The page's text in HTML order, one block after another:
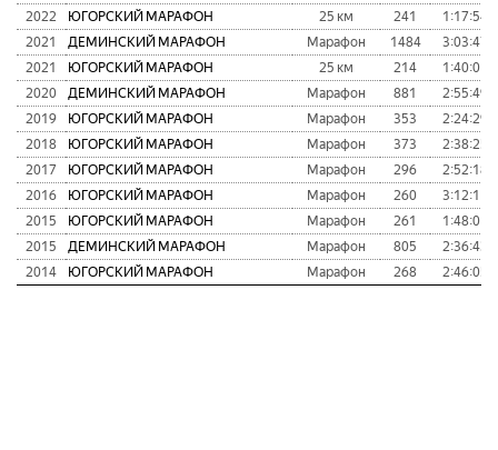
2022
ЮГОРСКИЙ МАРАФОН 25 км 241
1:17:54
2021
ДЕМИНСКИЙ МАРАФОН Марафон 1484
3:03:47
2021
ЮГОРСКИЙ МАРАФОН 25 км 214
1:40:01
2020
ДЕМИНСКИЙ МАРАФОН Марафон 881
2:55:49
2019
ЮГОРСКИЙ МАРАФОН Марафон 353
2:24:29
2018
ЮГОРСКИЙ МАРАФОН Марафон 373
2:38:25
2017
ЮГОРСКИЙ МАРАФОН Марафон 296
2:52:18
2016
ЮГОРСКИЙ МАРАФОН Марафон 260
3:12:11
2015
ЮГОРСКИЙ МАРАФОН Марафон 261
1:48:01
2015
ДЕМИНСКИЙ МАРАФОН Марафон 805
2:36:43
2014
ЮГОРСКИЙ МАРАФОН Марафон 268 2:46:05